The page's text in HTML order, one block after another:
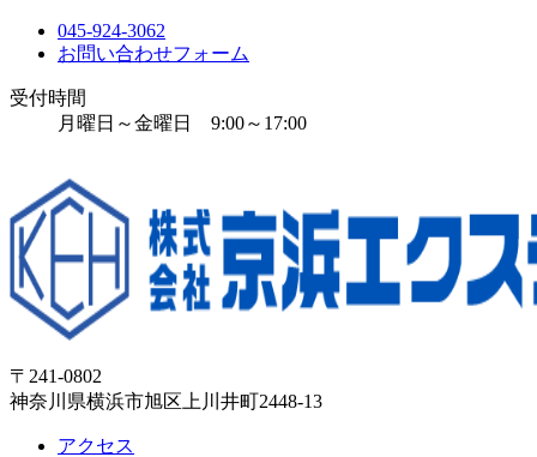
045-924-3062
お問い合わせフォーム
受付時間
月曜日～金曜日 9:00～17:00
〒241-0802
神奈川県横浜市旭区上川井町2448-13
アクセス